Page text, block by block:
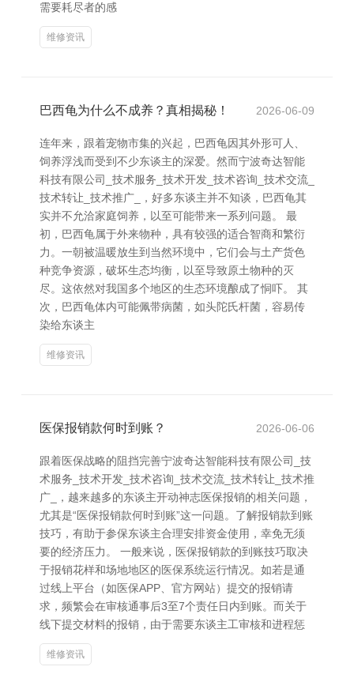
需要耗尽者的感
维修资讯
巴西龟为什么不成养？真相揭秘！ 2026-06-09
连年来，跟着宠物市集的兴起，巴西龟因其外形可人、
饲养浮浅而受到不少东谈主的深爱。然而宁波奇达智能
科技有限公司_技术服务_技术开发_技术咨询_技术交流_
技术转让_技术推广_，好多东谈主并不知谈，巴西龟其
实并不允洽家庭饲养，以至可能带来一系列问题。 最
初，巴西龟属于外来物种，具有较强的适合智商和繁衍
力。一朝被温暖放生到当然环境中，它们会与土产货色
种竞争资源，破坏生态均衡，以至导致原土物种的灭
尽。这依然对我国多个地区的生态环境酿成了恫吓。 其
次，巴西龟体内可能佩带病菌，如头陀氏杆菌，容易传
染给东谈主
维修资讯
医保报销款何时到账？ 2026-06-06
跟着医保战略的阻挡完善宁波奇达智能科技有限公司_技
术服务_技术开发_技术咨询_技术交流_技术转让_技术推
广_，越来越多的东谈主开动神志医保报销的相关问题，
尤其是“医保报销款何时到账”这一问题。了解报销款到账
技巧，有助于参保东谈主合理安排资金使用，幸免无须
要的经济压力。 一般来说，医保报销款的到账技巧取决
于报销花样和场地地区的医保系统运行情况。如若是通
过线上平台（如医保APP、官方网站）提交的报销请
求，频繁会在审核通事后3至7个责任日内到账。而关于
线下提交材料的报销，由于需要东谈主工审核和进程惩
维修资讯